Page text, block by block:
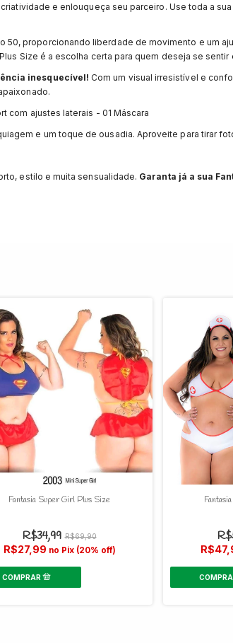
e enlouqueça seu parceiro. Use toda a
50, proporcionando liberdade de movimento e um
Size é a escolha certa para quem deseja se
inesquecível! Com um visual irresistível e
com ajustes laterais - 01 Máscara
e um toque de ousadia. Aproveite para tirar
estilo e muita sensualidade. Garanta já a sua
Fantasia Super Girl Plus Size
R$34,99 R$69,90
R$27,99 no Pix (20% off)